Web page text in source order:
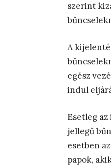
szerint
A
egész
indul
Esetleg
jellegű
esetben
papok,